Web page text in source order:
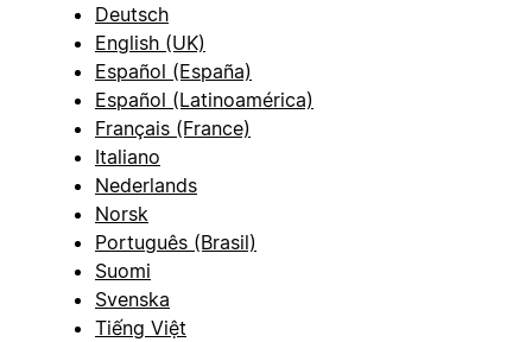
Deutsch
English (UK)
Español (España)
Español (Latinoamérica)
Français (France)
Italiano
Nederlands
Norsk
Português (Brasil)
Suomi
Svenska
Tiếng Việt